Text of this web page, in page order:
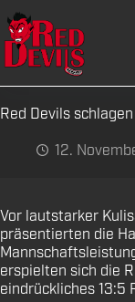
Zum
Inhalt
springen
Red Devils
12.
Vor lautstarker
präsentierten die
erspielten sich die
eindrückliches 13:5